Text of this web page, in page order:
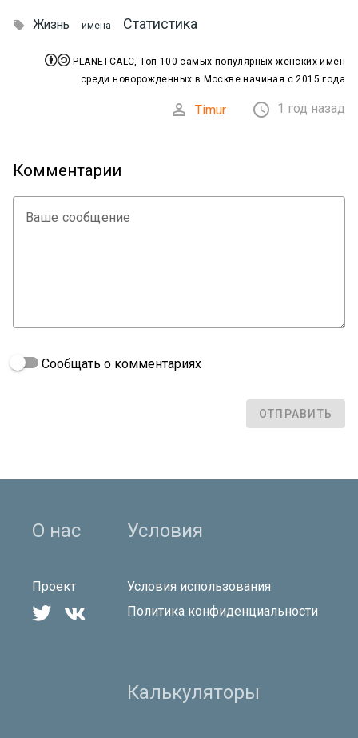
 Жизнь имена Статистика
 PLANETCALC, Топ 100 самых популярных женских имен
среди новорожденных в Москве начиная с 2015 года
 Timur  1 год назад
Комментарии
Ваше сообщение
Сообщать о комментариях
ОТПРАВИТЬ
О нас
Проект
 
Условия
Условия использования
Политика конфиденциальности
Калькуляторы